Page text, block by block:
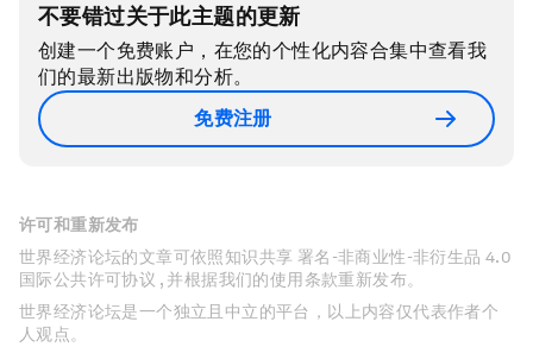
不要错过关于此主题的更新
创建一个免费账户，在您的个性化内容合集中查看我
们的最新出版物和分析。
免费注册
许可和重新发布
世界经济论坛的文章可依照知识共享 署名-非商业性-非衍生品 4.0
国际公共许可协议 , 并根据我们的使用条款重新发布。
世界经济论坛是一个独立且中立的平台，以上内容仅代表作者个
人观点。